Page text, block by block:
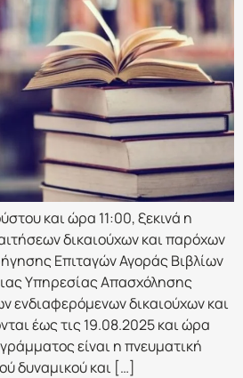
και ώρα 11:00, ξεκινά η
δικαιούχων και παρόχων
Επιταγών Αγοράς Βιβλίων
Υπηρεσίας Απασχόλησης
ενδιαφερόμενων δικαιούχων και
έως τις 19.08.2025 και ώρα
είναι η πνευματική
δυναμικού και […]